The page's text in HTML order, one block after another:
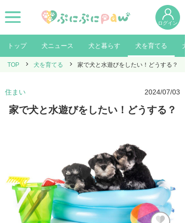
ログイン
トップ 犬ニュース 犬と暮らす 犬を育てる
TOP 犬を育てる 家で犬と水遊びをしたい！どうする？
住まい 2024/07/03
家で犬と水遊びをしたい！どうする？